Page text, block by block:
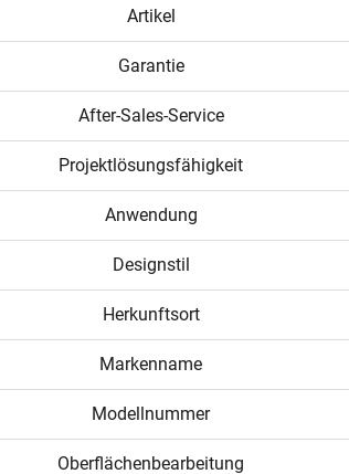
Artikel
Garantie
After-Sales-Service
Projektlösungsfähigkeit
Anwendung
Designstil
Herkunftsort
Markenname
Modellnummer
Oberflächenbearbeitung